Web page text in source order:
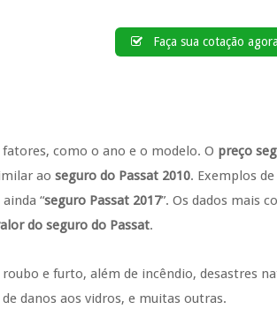
Faça sua cotação
como o ano e o modelo. O preço
ao seguro do Passat 2010. Exemplos
ainda “seguro Passat 2017”. Os dados mais
do seguro do Passat.
e furto, além de incêndio, desastres
danos aos vidros, e muitas outras.